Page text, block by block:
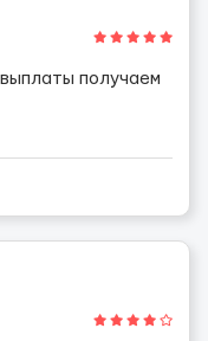
получаем